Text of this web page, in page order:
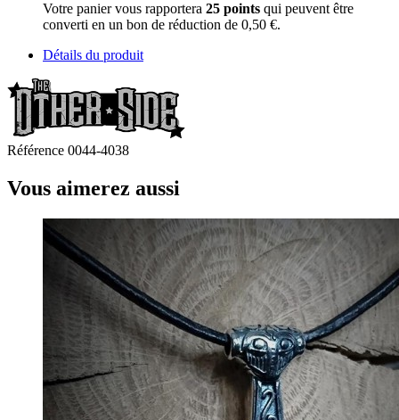
Votre panier vous rapportera 25 points qui peuvent être
converti en un bon de réduction de 0,50 €.
Détails du produit
Référence 0044-4038
Vous aimerez aussi